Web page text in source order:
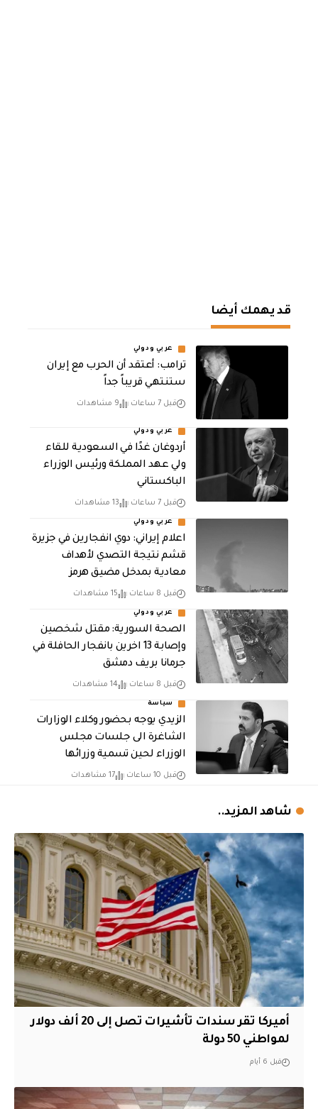
قد يهمك أيضا
عربي ودولي
‏ترامب: أعتقد أن الحرب مع إيران
ستنتهي قريباً جداً
قبل 7 ساعات 9 مشاهدات
عربي ودولي
أردوغان غدًا في السعودية للقاء
ولي عهد المملكة ورئيس الوزراء
الباكستاني
قبل 7 ساعات 13 مشاهدات
عربي ودولي
اعلام إيراني: دوي انفجارين في جزيرة
قشم نتيجة التصدي لأهداف
معادية بمدخل مضيق هرمز
قبل 8 ساعات 15 مشاهدات
عربي ودولي
الصحة السورية: مقتل شخصين
وإصابة 13 اخرين بانفجار الحافلة في
جرمانا بريف دمشق
قبل 8 ساعات 14 مشاهدات
سياسة
الزيدي يوجه بحضور وكلاء الوزارات
الشاغرة الى جلسات مجلس
الوزراء لحين تسمية وزرائها
قبل 10 ساعات 17 مشاهدات
شاهد المزيد..
أميركا تقر سندات تأشيرات تصل إلى 20 ألف دولار
لمواطني 50 دولة
قبل 6 أيام